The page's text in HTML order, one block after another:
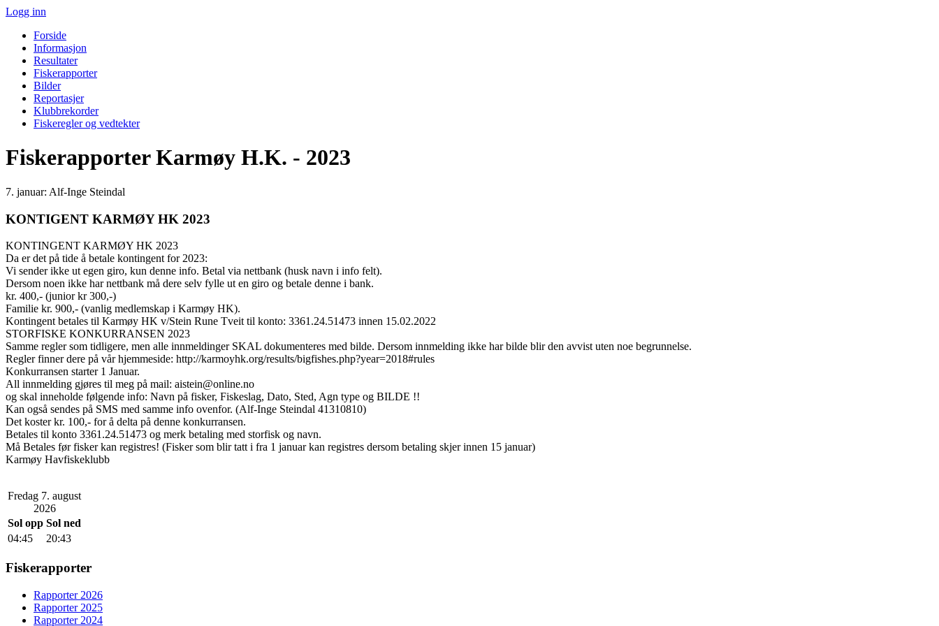
Logg inn
Forside
Informasjon
Resultater
Fiskerapporter
Bilder
Reportasjer
Klubbrekorder
Fiskeregler og vedtekter
Fiskerapporter Karmøy H.K. - 2023
7. januar: Alf-Inge Steindal
KONTIGENT KARMØY HK 2023
KONTINGENT KARMØY HK 2023
Da er det på tide å betale kontingent for 2023:
Vi sender ikke ut egen giro, kun denne info. Betal via nettbank (husk navn i info felt).
Dersom noen ikke har nettbank må dere selv fylle ut en giro og betale denne i bank.
kr. 400,- (junior kr 300,-)
Familie kr. 900,- (vanlig medlemskap i Karmøy HK).
Kontingent betales til Karmøy HK v/Stein Rune Tveit til konto: 3361.24.51473 innen 15.02.2022
STORFISKE KONKURRANSEN 2023
Samme regler som tidligere, men alle innmeldinger SKAL dokumenteres med bilde. Dersom innmelding ikke har bilde blir den avvist uten noe begrunnelse.
Regler finner dere på vår hjemmeside: http://karmoyhk.org/results/bigfishes.php?year=2018#rules
Konkurransen starter 1 Januar.
All innmelding gjøres til meg på mail: aistein@online.no
og skal inneholde følgende info: Navn på fisker, Fiskeslag, Dato, Sted, Agn type og BILDE !!
Kan også sendes på SMS med samme info ovenfor. (Alf-Inge Steindal 41310810)
Det koster kr. 100,- for å delta på denne konkurransen.
Betales til konto 3361.24.51473 og merk betaling med storfisk og navn.
Må Betales før fisker kan registres! (Fisker som blir tatt i fra 1 januar kan registres dersom betaling skjer innen 15 januar)
Karmøy Havfiskeklubb
Fredag 7. august
2026
Sol opp Sol ned
04:45
20:43
Fiskerapporter
Rapporter 2026
Rapporter 2025
Rapporter 2024